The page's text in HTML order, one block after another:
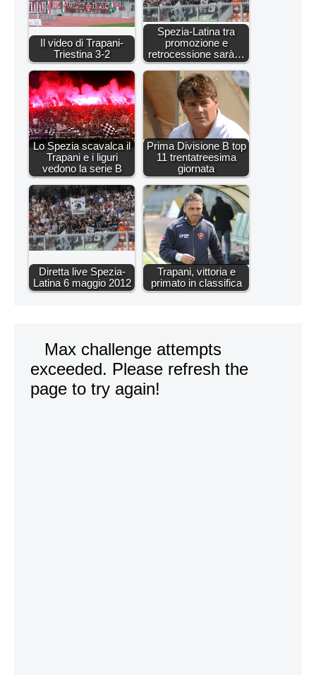
Il video di Trapani-
Triestina 3-2
Spezia-Latina tra
promozione e
retrocessione sarà…
Lo Spezia scavalca il
Trapani e i liguri
vedono la serie B
Prima Divisione B top
11 trentatreesima
giornata
Diretta live Spezia-
Latina 6 maggio 2012
Trapani, vittoria e
primato in classifica